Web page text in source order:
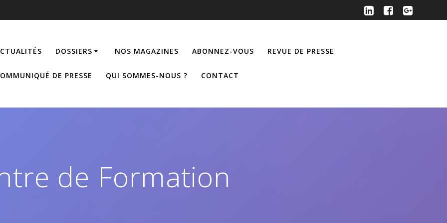
DOSSIERS NOS MAGAZINES ABONNEZ-VOUS REVUE DE PRESSE
DE PRESSE QUI SOMMES-NOUS ? CONTACT
de Formation